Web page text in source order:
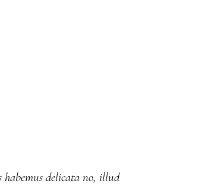
delicata no, illud